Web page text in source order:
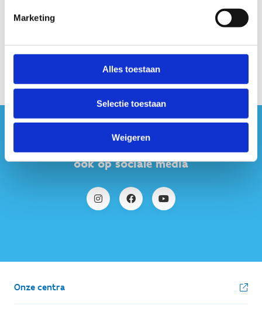
Marketing
Alles toestaan
Selectie toestaan
Weigeren
#sportersbelevenmeer
ook op sociale media
Onze centra